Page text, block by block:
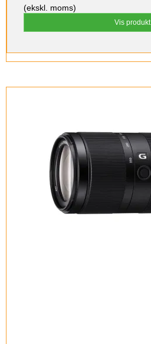
(ekskl. moms)
Vis produkt